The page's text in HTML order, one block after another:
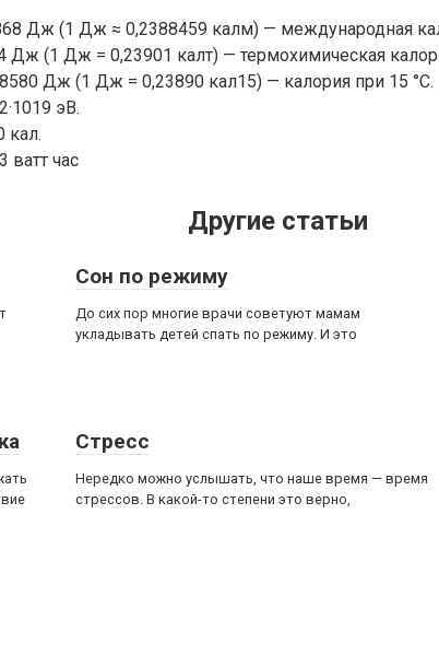
Дж (1 Дж ≈ 0,2388459 калм) — международная
Дж (1 Дж = 0,23901 калт) — термохимическая
Дж (1 Дж = 0,23890 кал15) — калория при 15 °C.
эВ.
кал.
ватт час
Другие статьи
Сон по режиму
До сих пор многие врачи советуют мамам
укладывать детей спать по режиму. И это
Стресс
Нередко можно услышать, что наше время — время
стрессов. В какой-то степени это верно,